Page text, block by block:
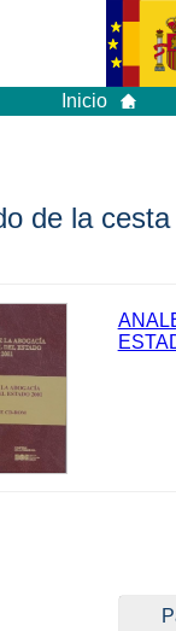
Inicio
de la cesta